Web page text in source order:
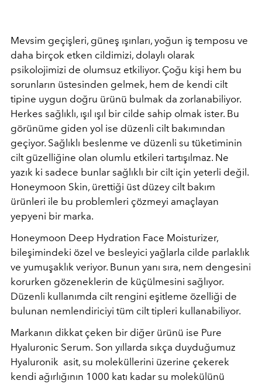
Mevsim geçişleri, güneş ışınları, yoğun iş temposu ve
daha birçok etken cildimizi, dolaylı olarak
psikolojimizi de olumsuz etkiliyor. Çoğu kişi hem bu
sorunların üstesinden gelmek, hem de kendi cilt
tipine uygun doğru ürünü bulmak da zorlanabiliyor.
Herkes sağlıklı, ışıl ışıl bir cilde sahip olmak ister. Bu
görünüme giden yol ise düzenli cilt bakımından
geçiyor. Sağlıklı beslenme ve düzenli su tüketiminin
cilt güzelliğine olan olumlu etkileri tartışılmaz. Ne
yazık ki sadece bunlar sağlıklı bir cilt için yeterli değil.
Honeymoon Skin, ürettiği üst düzey cilt bakım
ürünleri ile bu problemleri çözmeyi amaçlayan
yepyeni bir marka.
Honeymoon Deep Hydration Face Moisturizer,
bileşimindeki özel ve besleyici yağlarla cilde parlaklık
ve yumuşaklık veriyor. Bunun yanı sıra, nem dengesini
korurken gözeneklerin de küçülmesini sağlıyor.
Düzenli kullanımda cilt rengini eşitleme özelliği de
bulunan nemlendiriciyi tüm cilt tipleri kullanabiliyor.
Markanın dikkat çeken bir diğer ürünü ise Pure
Hyaluronic Serum. Son yıllarda sıkça duyduğumuz
Hyaluronik asit, su moleküllerini üzerine çekerek
kendi ağırlığının 1000 katı kadar su molekülünü